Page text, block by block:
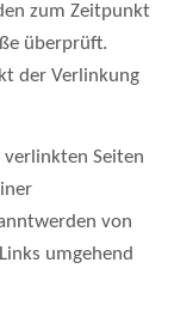
zum Zeitpunkt
überprüft.
der Verlinkung
Seiten
von
umgehend